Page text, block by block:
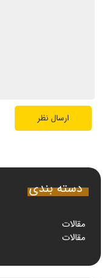
دسته بندی
مقالات
مقالات